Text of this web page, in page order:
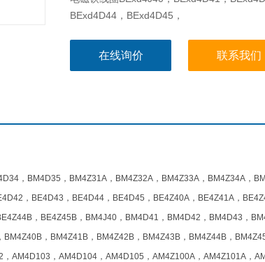
BExd4D44，BExd4D45，
在线询价 联系我们
，BM4D35，BM4Z31A，BM4Z32A，BM4Z33A，BM4Z34A，
，BE4D43，BE4D44，BE4D45，BE4Z40A，BE4Z41A，
，BE4Z45B，BM4J40，BM4D41，BM4D42，BM4D43，
，BM4Z41B，BM4Z42B，BM4Z43B，BM4Z44B，
AM4D103，AM4D104，AM4D105，AM4Z100A，AM4Z101A，